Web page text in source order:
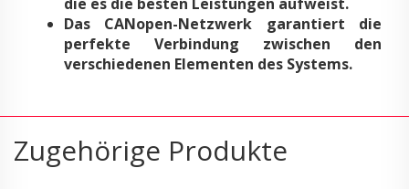
Das CANopen-Netzwerk garantiert die
perfekte Verbindung zwischen den
verschiedenen Elementen des Systems.
Zugehörige Produkte